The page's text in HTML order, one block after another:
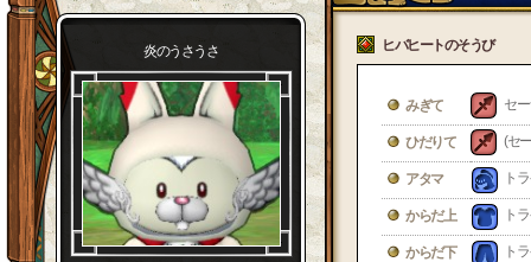
炎のうさうさ ヒバヒートのそうび
みぎて セ
ひだりて (セ
アタマ ト
からだ上 ト
からだ下 ト